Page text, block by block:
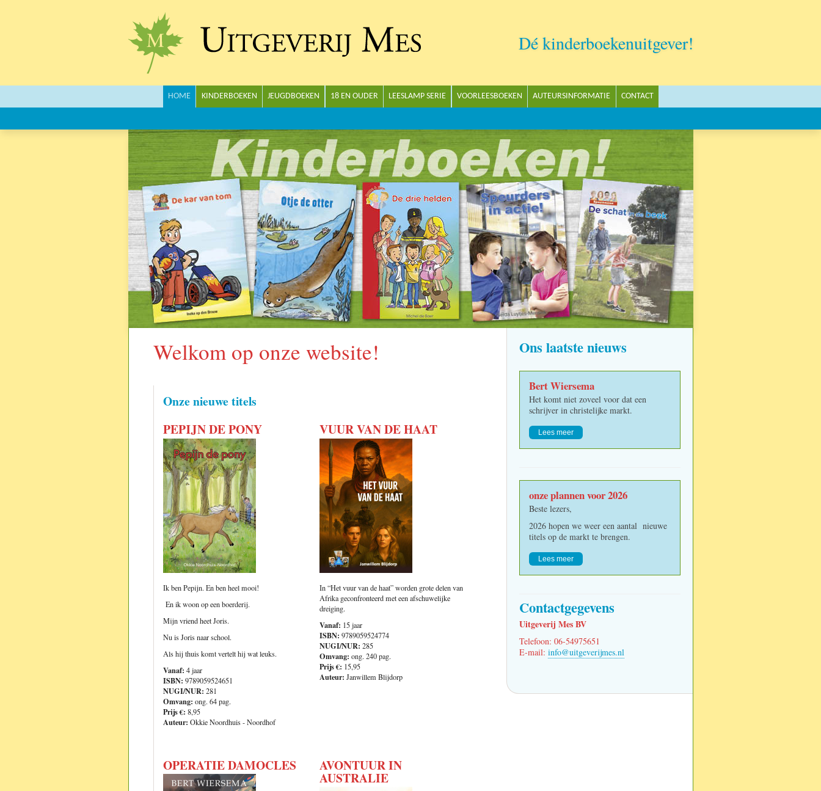
Uitgeverij Mes Dé kinderboekenuitgever!
Welkom op onze website!
Onze nieuwe titels
PEPIJN DE PONY
Ik ben Pepijn. En ben heel mooi!
En ik woon op een boerderij.
Mijn vriend heet Joris.
Nu is Joris naar school.
Als hij thuis komt vertelt hij wat leuks.
Vanaf: 4 jaar
ISBN: 9789059524651
NUGI/NUR: 281
Omvang: ong. 64 pag.
Prijs €: 8,95
Auteur: Okkie Noordhuis - Noordhof
VUUR VAN DE HAAT
In “Het vuur van de haat” worden grote delen van
Afrika geconfronteerd met een afschuwelijke
dreiging.
Vanaf: 15 jaar
ISBN: 9789059524774
NUGI/NUR: 285
Omvang: ong. 240 pag.
Prijs €: 15,95
Auteur: Janwillem Blijdorp
OPERATIE DAMOCLES AVONTUUR IN
AUSTRALIE
Ons laatste nieuws
Bert Wiersema
Het komt niet zoveel voor dat een
schrijver in christelijke markt.
Lees meerover Bert Wiersema
onze plannen voor 2026
Beste lezers,
2026 hopen we weer een aantal nieuwe
titels op de markt te brengen.
Lees meerover onze plannen voor 2026
Contactgegevens
Uitgeverij Mes BV
Telefoon: 06-54975651
E-mail: info@uitgeverijmes.nl
Main menu HOME KINDERBOEKEN JEUGDBOEKEN 18 EN OUDER LEESLAMP SERIE VOORLEESBOEKEN AUTEURSINFORMATIE CONTACT